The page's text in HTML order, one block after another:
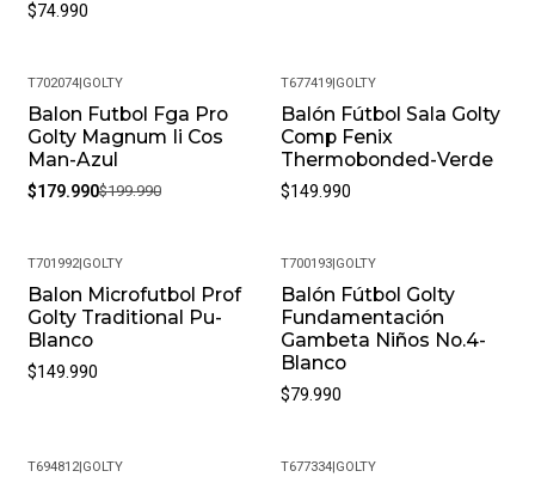
$74.990
-10%
T702074| GOLTY
Balon Futbol Fga Pro
Golty Magnum Ii Cos
Man-Azul
$179.990$199.990
T677419 GOLTY
Balón Fútbol Sala Golty
Comp Fenix
Thermobonded-Verde
$149.990
T701992| GOLTY
Balon Microfutbol Prof
Golty Traditional Pu-
Blanco
$149.990
T700193 GOLTY
Balón Fútbol Golty
Fundamentación
Gambeta Niños No.4-
Blanco
$79.990
T694812| GOLTY T677334 GOLTY